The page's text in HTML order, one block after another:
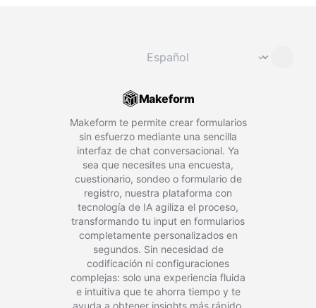
⌄
Makeform
Makeform te permite crear formularios
sin esfuerzo mediante una sencilla
interfaz de chat conversacional. Ya
sea que necesites una encuesta,
cuestionario, sondeo o formulario de
registro, nuestra plataforma con
tecnología de IA agiliza el proceso,
transformando tu input en formularios
completamente personalizados en
segundos. Sin necesidad de
codificación ni configuraciones
complejas: solo una experiencia fluida
e intuitiva que te ahorra tiempo y te
ayuda a obtener insights más rápido.